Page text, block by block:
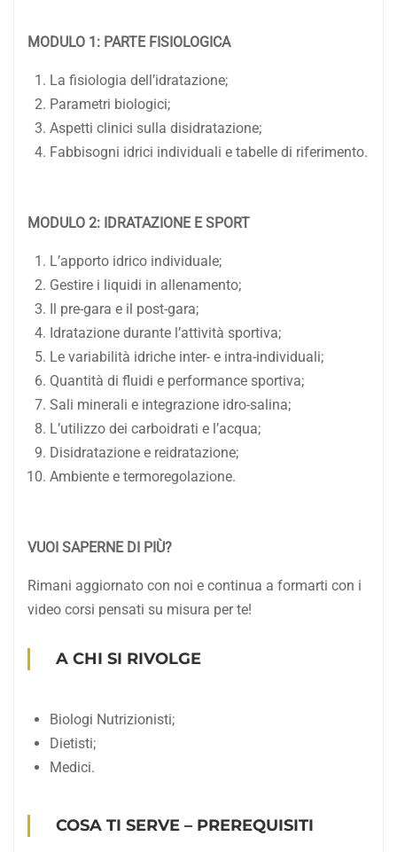
MODULO 1: PARTE FISIOLOGICA
La fisiologia dell’idratazione;
Parametri biologici;
Aspetti clinici sulla disidratazione;
Fabbisogni idrici individuali e tabelle di riferimento.
MODULO 2: IDRATAZIONE E SPORT
L’apporto idrico individuale;
Gestire i liquidi in allenamento;
Il pre-gara e il post-gara;
Idratazione durante l’attività sportiva;
Le variabilità idriche inter- e intra-individuali;
Quantità di fluidi e performance sportiva;
Sali minerali e integrazione idro-salina;
L’utilizzo dei carboidrati e l’acqua;
Disidratazione e reidratazione;
Ambiente e termoregolazione.
VUOI SAPERNE DI PIÙ?
Rimani aggiornato con noi e continua a formarti con i
video corsi pensati su misura per te!
A CHI SI RIVOLGE
Biologi Nutrizionisti;
Dietisti;
Medici.
COSA TI SERVE – PREREQUISITI